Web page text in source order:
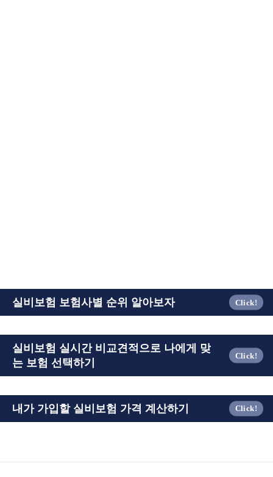
실비보험 보험사별 순위 알아보자
실비보험 실시간 비교견적으로 나에게 맞
는 보험 선택하기
내가 가입할 실비보험 가격 계산하기